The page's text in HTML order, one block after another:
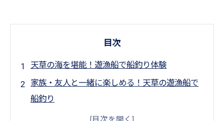
目次
天草の海を堪能！遊漁船で船釣り体験
家族・友人と一緒に楽しめる！天草の遊漁船で
船釣り
初心者でも安心！天草で始める船釣り体験